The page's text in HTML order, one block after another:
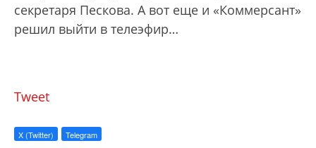
секретаря Пескова. А вот еще и «Коммерсант»
решил выйти в телеэфир…
Tweet
X (Twitter) Telegram